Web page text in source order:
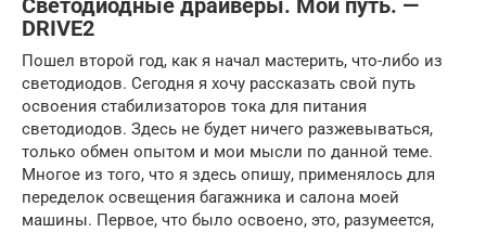
Светодиодные драйверы. Мой путь. —
DRIVE2
Пошел второй год, как я начал мастерить, что-либо из
светодиодов. Сегодня я хочу рассказать свой путь
освоения стабилизаторов тока для питания
светодиодов. Здесь не будет ничего разжевываться,
только обмен опытом и мои мысли по данной теме.
Многое из того, что я здесь опишу, применялось для
переделок освещения багажника и салона моей
машины. Первое, что было освоено, это, разумеется,